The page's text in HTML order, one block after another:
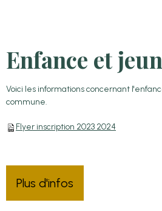
Enfance et
Voici les informations concernant
commune.
Flyer inscription 2023 2024
Plus d'infos